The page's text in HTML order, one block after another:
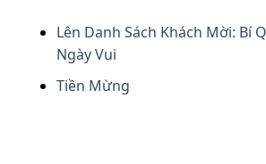
Lên Danh Sách Khách Mời: Bí
Ngày Vui
Tiền Mừng